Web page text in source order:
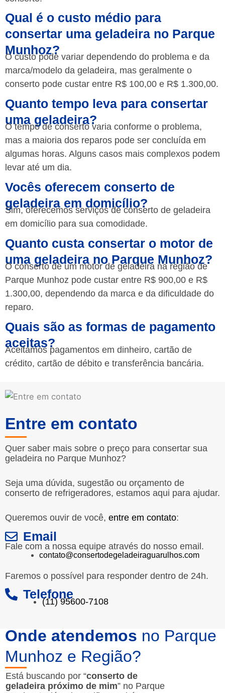
Qual é o custo médio para
consertar uma geladeira no Parque
Munhoz?
O custo pode variar dependendo do problema e da
marca/modelo da geladeira, mas geralmente o
conserto pode custar entre R$ 100,00 e R$ 1.300,00.
Quanto tempo leva para consertar
uma geladeira?
O tempo de conserto varia conforme o problema,
mas a maioria dos reparos pode ser concluída em
algumas horas. Alguns casos mais complexos podem
levar até um dia.
Vocês oferecem conserto de
geladeira em domicílio?
Sim, oferecemos serviços de conserto de geladeira
em domicílio para sua comodidade.
Quanto custa consertar o motor de
uma geladeira no Parque Munhoz?
O conserto de um motor de geladeira na região de
Parque Munhoz pode custar entre R$ 900,00 e R$
1.300,00, dependendo da marca e da dificuldade do
reparo.
Quais são as formas de pagamento
aceitas?
Aceitamos pagamentos em dinheiro, cartão de
crédito, cartão de débito e transferência bancária.
Entre em contato
Quer saber mais sobre o preço para consertar sua
geladeira no Parque Munhoz?
Seja uma dúvida, sugestão ou orçamento de
conserto de refrigeradores, estamos aqui para ajudar.
Queremos ouvir de você, entre em contato:
Email
Fale com a nossa equipe através do nosso email.
contato@consertodegeladeiraguarulhos.com
Faremos o possível para responder dentro de 24h.
Telefone
(11) 95600-7108
Onde atendemos no Parque
Munhoz e Região?
Está buscando por “conserto de
geladeira próximo de mim” no Parque